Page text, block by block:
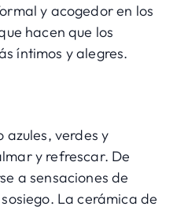
y acogedor en los
hacen que los
íntimos y alegres.
azules, verdes y
y refrescar. De
a sensaciones de
La cerámica de